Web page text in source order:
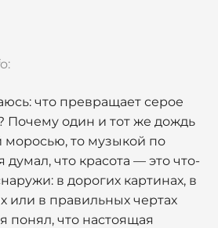
что превращает серое
Почему один и тот же дождь
моросью, то музыкой по
что красота — это что-
в дорогих картинах, в
или в правильных чертах
понял, что настоящая